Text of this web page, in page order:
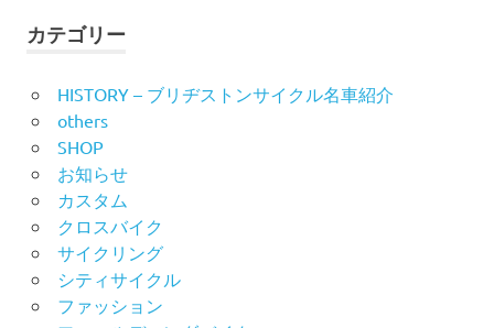
シ
ョ
ン
ビ
ー
シ
ョ
ン
カテゴリー
HISTORY – ブリヂストンサイクル名車紹介
others
SHOP
お知らせ
カスタム
クロスバイク
サイクリング
シティサイクル
ファッション